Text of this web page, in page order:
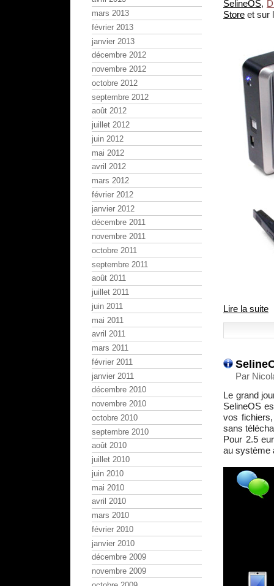
SelineOS,
Store et sur
Lire la suite
Par
Le grand
SelineOS
vos
sans
Pour 2.5
au système
mars 2013
février 2013
janvier 2013
décembre 2012
novembre 2012
octobre 2012
septembre 2012
août 2012
juillet 2012
juin 2012
mai 2012
avril 2012
mars 2012
février 2012
janvier 2012
décembre 2011
novembre 2011
octobre 2011
septembre 2011
août 2011
juillet 2011
juin 2011
mai 2011
avril 2011
mars 2011
février 2011
janvier 2011
décembre 2010
novembre 2010
octobre 2010
septembre 2010
août 2010
juillet 2010
juin 2010
mai 2010
avril 2010
mars 2010
février 2010
janvier 2010
décembre 2009
novembre 2009